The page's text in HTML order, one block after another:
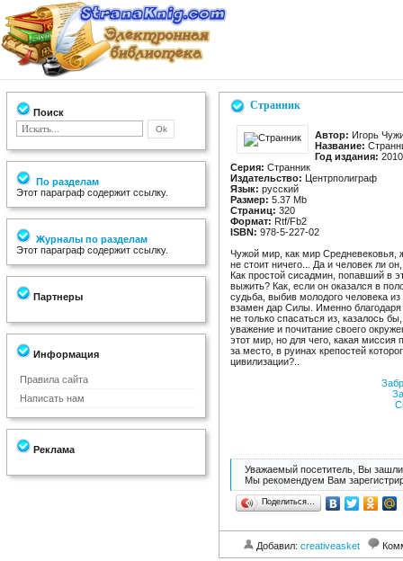
Поиск
По разделам
Этот параграф содержит ссылку.
Журналы по разделам
Этот параграф содержит ссылку.
Партнеры
Информация
Правила сайта
Написать нам
Реклама
Странник
Автор: Игорь
Название:
Год издания: 2010
Серия: Странник
Издательство: Центрполиграф
Язык: русский
Размер: 5.37 Mb
Страниц: 320
Формат: Rtf/Fb2
ISBN: 978-5-227-02
Чужой мир, как мир Средневековья,
не стоит ничего... Да и человек ли
Как простой сисадмин, попавший в
выжить? Как, если он оказался в
судьба, выбив молодого человека
взамен дар Силы. Именно
не только спасаться из, казалось
уважение и почитание своего
этот мир, но для чего, какая миссия
за место, в руинах крепостей
цивилизации?..
Уважаемый посетитель, Вы зашли
Мы рекомендуем Вам
Поделиться…
Добавил: creativeasket